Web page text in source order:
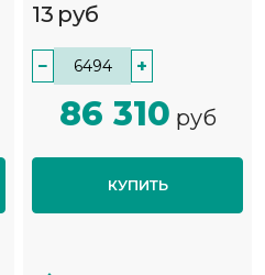
13 руб
− +
86 310 руб
КУПИТЬ